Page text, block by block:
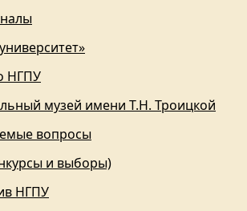
НГПУ
музей имени Т.Н. Троицкой
вопросы
и выборы)
НГПУ